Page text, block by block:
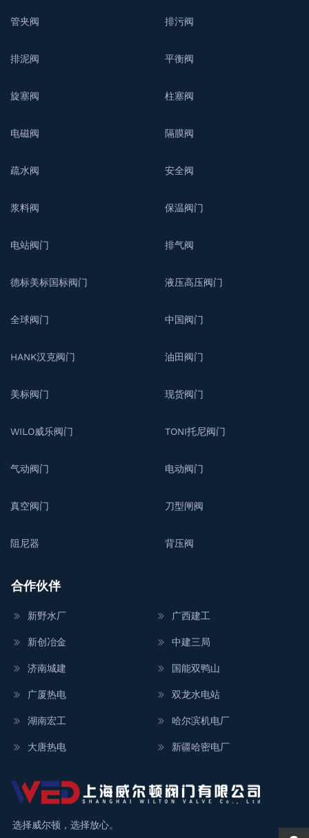
管夹阀 排污阀
排泥阀 平衡阀
旋塞阀 柱塞阀
电磁阀 隔膜阀
疏水阀 安全阀
浆料阀 保温阀门
电站阀门 排气阀
德标美标国标阀门 液压高压阀门
全球阀门 中国阀门
HANK汉克阀门 油田阀门
美标阀门 现货阀门
WILO威乐阀门 TONI托尼阀门
气动阀门 电动阀门
真空阀门 刀型闸阀
阻尼器 背压阀
合作伙伴
新野水厂
新创冶金
济南城建
广厦热电
湖南宏工
大唐热电
广西建工
中建三局
国能双鸭山
双龙水电站
哈尔滨机电厂
新疆哈密电厂
选择威尔顿，选择放心。